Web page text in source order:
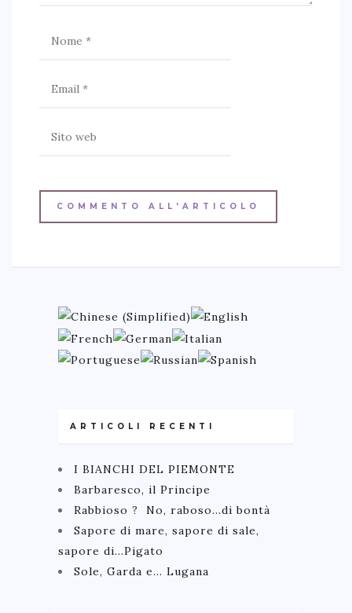
ARTICOLI RECENTI
I BIANCHI DEL PIEMONTE
Barbaresco, il Principe
Rabbioso ? No, raboso…di bontà
Sapore di mare, sapore di sale,
sapore di…Pigato
Sole, Garda e… Lugana